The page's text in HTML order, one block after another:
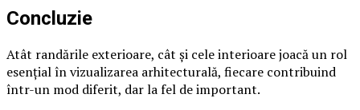
Concluzie
Atât randările exterioare, cât și cele interioare joacă un rol
esențial în vizualizarea arhitecturală, fiecare contribuind
într-un mod diferit, dar la fel de important.